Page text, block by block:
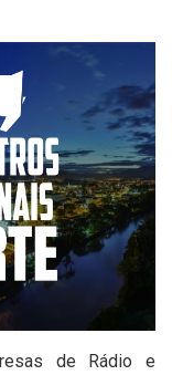
de Rádio e